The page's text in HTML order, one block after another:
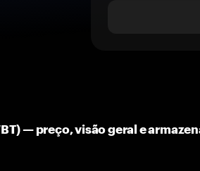
— preço, visão geral e